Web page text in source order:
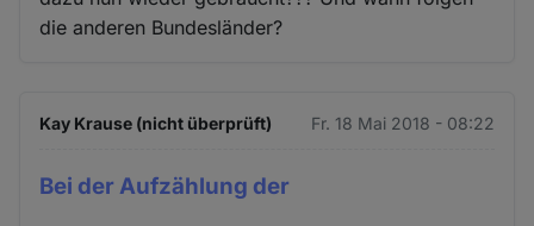
die anderen Bundesländer?
Kay Krause (nicht überprüft) Fr. 18 Mai 2018 - 08:22
Bei der Aufzählung der